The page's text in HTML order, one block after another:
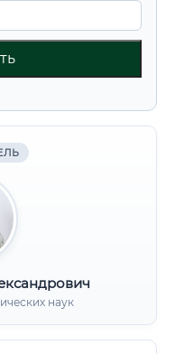
наук